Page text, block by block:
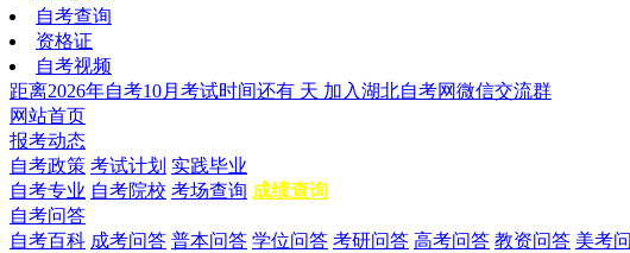
自考查询
资格证
自考视频
距离2026年自考10月考试时间还有 天 加入湖北自考网微信交流群
网站首页
报考动态
自考政策 考试计划 实践毕业
自考专业 自考院校 考场查询 成绩查询
自考问答
自考百科 成考问答 普本问答 学位问答 考研问答 高考问答 教资问答 美考